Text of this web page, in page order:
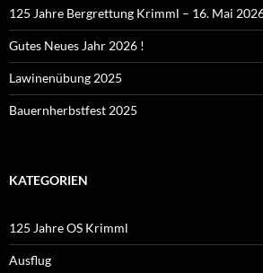
125 Jahre Bergrettung Krimml – 16. Mai
Gutes Neues Jahr 2026 !
Lawinenübung 2025
Bauernherbstfest 2025
KATEGORIEN
125 Jahre OS Krimml
Ausflug